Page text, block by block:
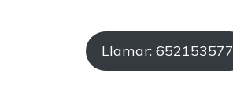
Llamar: 652153577